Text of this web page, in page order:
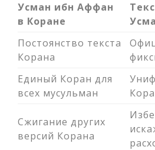
Усман ибн Аффан
в Коране
Постоянство текста
Корана
Единый Коран для
всех мусульман
Сжигание других
версий Корана